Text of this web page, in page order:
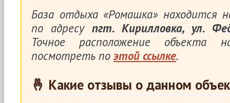
База отдыха «Ромашка» находится
по адресу пгт. Кирилловка, ул.
Точное расположение объекта
посмотреть поэтой ссылке.
🤞 Какие отзывы о данном